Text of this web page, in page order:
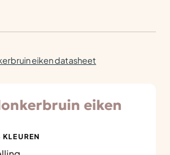
eiken datasheet
eiken